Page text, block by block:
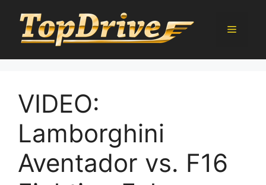
obsah
Menu
VIDEO:
Lamborghini
Aventador vs. F16